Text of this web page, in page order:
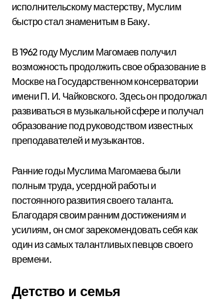
исполнительскому мастерству, Муслим
быстро стал знаменитым в Баку.
В 1962 году Муслим Магомаев получил
возможность продолжить свое образование в
Москве на Государственном консерватории
имени П. И. Чайковского. Здесь он продолжал
развиваться в музыкальной сфере и получал
образование под руководством известных
преподавателей и музыкантов.
Ранние годы Муслима Магомаева были
полным труда, усердной работы и
постоянного развития своего таланта.
Благодаря своим ранним достижениям и
усилиям, он смог зарекомендовать себя как
один из самых талантливых певцов своего
времени.
Детство и семья